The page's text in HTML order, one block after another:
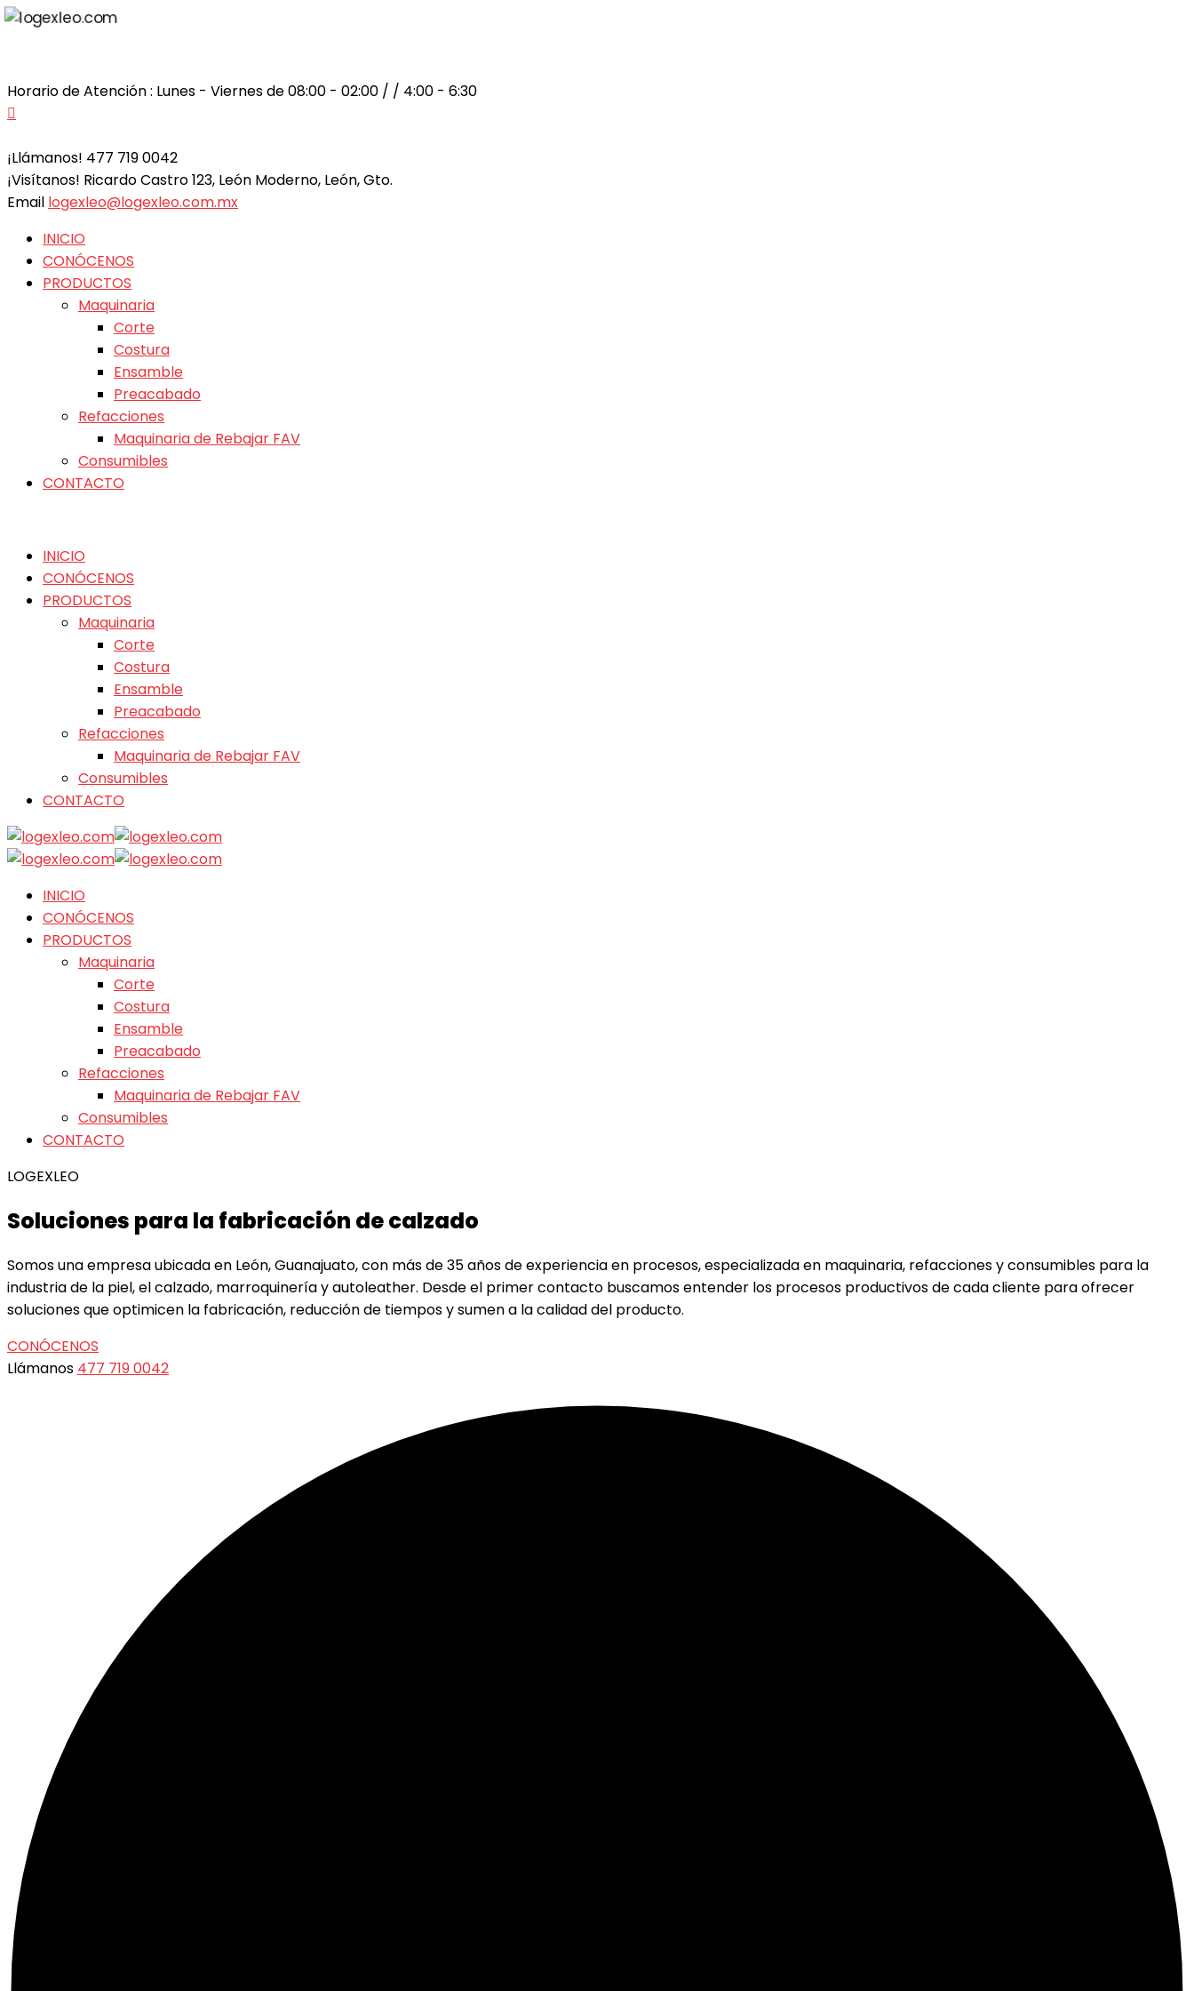
Horario de Atención : Lunes - Viernes de 08:00 - 02:00 / / 4:00 - 6:30
¡Llámanos! 477 719 0042
¡Visítanos! Ricardo Castro 123, León Moderno, León, Gto.
Email logexleo@logexleo.com.mx
INICIO
CONÓCENOS
PRODUCTOS
Maquinaria
Corte
Costura
Ensamble
Preacabado
Refacciones
Maquinaria de Rebajar FAV
Consumibles
CONTACTO
INICIO
CONÓCENOS
PRODUCTOS
Maquinaria
Corte
Costura
Ensamble
Preacabado
Refacciones
Maquinaria de Rebajar FAV
Consumibles
CONTACTO
INICIO
CONÓCENOS
PRODUCTOS
Maquinaria
Corte
Costura
Ensamble
Preacabado
Refacciones
Maquinaria de Rebajar FAV
Consumibles
CONTACTO
LOGEXLEO
Soluciones para la fabricación de calzado
Somos una empresa ubicada en León, Guanajuato, con más de 35 años de experiencia en procesos, especializada en maquinaria, refacciones y consumibles para la
industria de la piel, el calzado, marroquinería y autoleather. Desde el primer contacto buscamos entender los procesos productivos de cada cliente para ofrecer
soluciones que optimicen la fabricación, reducción de tiempos y sumen a la calidad del producto.
CONÓCENOS
Llámanos 477 719 0042